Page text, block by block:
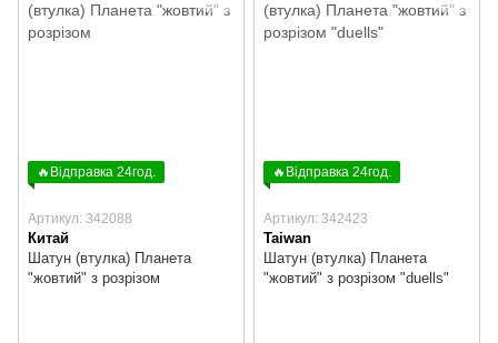
🔥Відправка 24год.
Артикул: 342088
Китай
Шатун (втулка) Планета
"жовтий" з розрізом
🔥Відправка 24год.
Артикул: 342423
Taiwan
Шатун (втулка) Планета
"жовтий" з розрізом "duells"